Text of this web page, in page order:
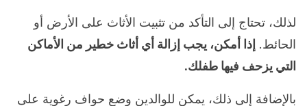
لذلك، تحتاج إلى التأكد من تثبيت الأثاث على الأرض أو
الحائط. إذا أمكن، يجب إزالة أي أثاث خطير من الأماكن
التي يزحف فيها طفلك.
بالإضافة إلى ذلك، يمكن للوالدين وضع حواف رغوية على